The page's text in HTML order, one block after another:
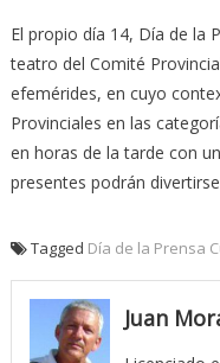
El propio día 14, Día de la
teatro del Comité
efemérides, en cuyo
Provinciales en las
en horas de la tarde con
presentes podrán
Tagged Día de la Prensa
Juan